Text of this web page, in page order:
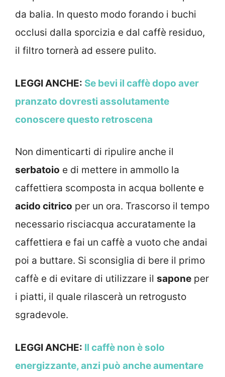
da balia. In questo modo forando i buchi
occlusi dalla sporcizia e dal caffè residuo,
il filtro tornerà ad essere pulito.
LEGGI ANCHE: Se bevi il caffè dopo aver
pranzato dovresti assolutamente
conoscere questo retroscena
Non dimenticarti di ripulire anche il
serbatoio e di mettere in ammollo la
caffettiera scomposta in acqua bollente e
acido citrico per un ora. Trascorso il tempo
necessario risciacqua accuratamente la
caffettiera e fai un caffè a vuoto che andai
poi a buttare. Si sconsiglia di bere il primo
caffè e di evitare di utilizzare il sapone per
i piatti, il quale rilascerà un retrogusto
sgradevole.
LEGGI ANCHE: Il caffè non è solo
energizzante, anzi può anche aumentare